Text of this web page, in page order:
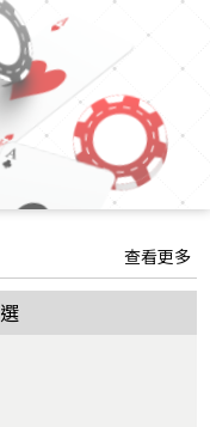
修與冷氣空調設計師精選
查看更多